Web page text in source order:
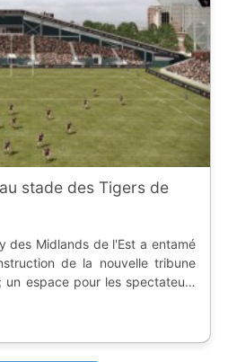
stade des Tigers de
des Midlands de l'Est a entamé
de la nouvelle tribune
un espace pour les spectateurs